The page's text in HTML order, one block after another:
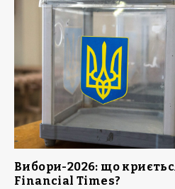
Вибори-2026: що
Financial Times?